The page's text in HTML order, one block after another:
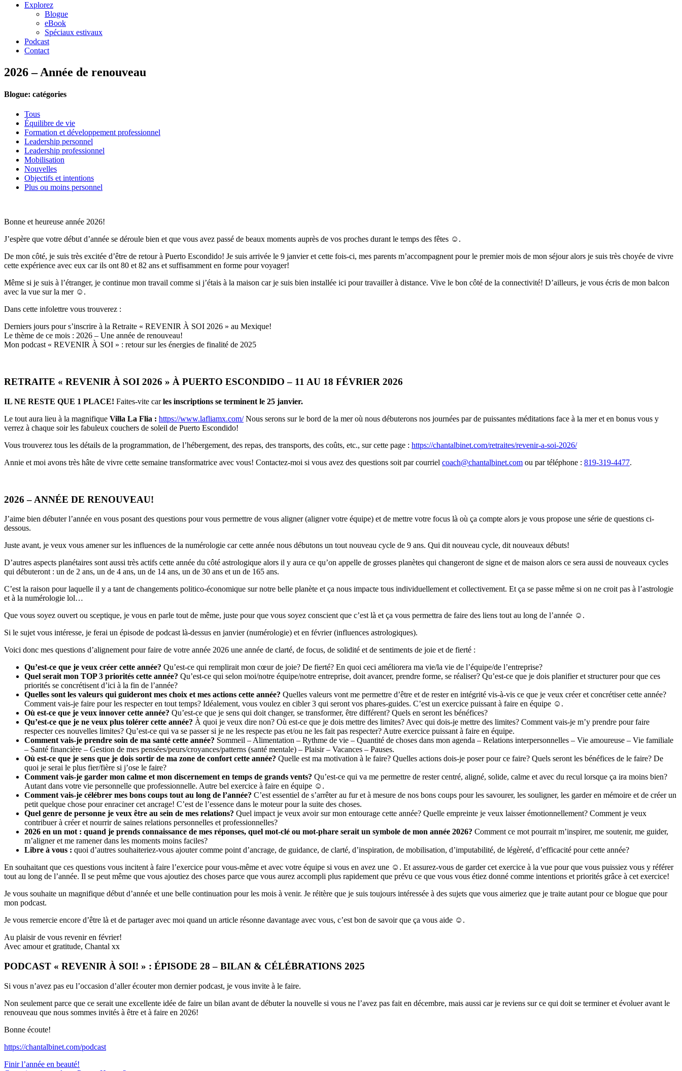
Explorez
Blogue
eBook
Spéciaux estivaux
Podcast
Contact
2026 – Année de renouveau
Blogue: catégories
Tous
Équilibre de vie
Formation et développement professionnel
Leadership personnel
Leadership professionnel
Mobilisation
Nouvelles
Objectifs et intentions
Plus ou moins personnel
Bonne et heureuse année 2026!
J’espère que votre début d’année se déroule bien et que vous avez passé de beaux moments auprès de vos proches durant le temps des fêtes ☺.
De mon côté, je suis très excitée d’être de retour à Puerto Escondido! Je suis arrivée le 9 janvier et cette fois-ci, mes parents m’accompagnent pour le premier mois de mon séjour alors je suis très choyée de vivre
cette expérience avec eux car ils ont 80 et 82 ans et suffisamment en forme pour voyager!
Même si je suis à l’étranger, je continue mon travail comme si j’étais à la maison car je suis bien installée ici pour travailler à distance. Vive le bon côté de la connectivité! D’ailleurs, je vous écris de mon balcon
avec la vue sur la mer ☺.
Dans cette infolettre vous trouverez :
Derniers jours pour s’inscrire à la Retraite « REVENIR À SOI 2026 » au Mexique!
Le thème de ce mois : 2026 – Une année de renouveau!
Mon podcast « REVENIR À SOI » : retour sur les énergies de finalité de 2025
RETRAITE « REVENIR À SOI 2026 » À PUERTO ESCONDIDO – 11 AU 18 FÉVRIER 2026
IL NE RESTE QUE 1 PLACE! Faites-vite carles inscriptions se terminent le 25 janvier.
Le tout aura lieu à la magnifique Villa La Flia : https://www.lafliamx.com/Nous serons sur le bord de la mer où nous débuterons nos journées par de puissantes méditations face à la mer et en bonus vous y
verrez à chaque soir les fabuleux couchers de soleil de Puerto Escondido!
Vous trouverez tous les détails de la programmation, de l’hébergement, des repas, des transports, des coûts, etc., sur cette page : https://chantalbinet.com/retraites/revenir-a-soi-2026/
Annie et moi avons très hâte de vivre cette semaine transformatrice avec vous! Contactez-moi si vous avez des questions soit par courriel coach@chantalbinet.com ou par téléphone : 819-319-4477.
2026 – ANNÉE DE RENOUVEAU!
J’aime bien débuter l’année en vous posant des questions pour vous permettre de vous aligner (aligner votre équipe) et de mettre votre focus là où ça compte alors je vous propose une série de questions ci-
dessous.
Juste avant, je veux vous amener sur les influences de la numérologie car cette année nous débutons un tout nouveau cycle de 9 ans. Qui dit nouveau cycle, dit nouveaux débuts!
D’autres aspects planétaires sont aussi très actifs cette année du côté astrologique alors il y aura ce qu’on appelle de grosses planètes qui changeront de signe et de maison alors ce sera aussi de nouveaux cycles
qui débuteront : un de 2 ans, un de 4 ans, un de 14 ans, un de 30 ans et un de 165 ans.
C’est la raison pour laquelle il y a tant de changements politico-économique sur notre belle planète et ça nous impacte tous individuellement et collectivement. Et ça se passe même si on ne croit pas à l’astrologie
et à la numérologie lol…
Que vous soyez ouvert ou sceptique, je vous en parle tout de même, juste pour que vous soyez conscient que c’est là et ça vous permettra de faire des liens tout au long de l’année ☺.
Si le sujet vous intéresse, je ferai un épisode de podcast là-dessus en janvier (numérologie) et en février (influences astrologiques).
Voici donc mes questions d’alignement pour faire de votre année 2026 une année de clarté, de focus, de solidité et de sentiments de joie et de fierté :
Qu’est-ce que je veux créer cette année? Qu’est-ce qui remplirait mon cœur de joie? De fierté? En quoi ceci améliorera ma vie/la vie de l’équipe/de l’entreprise?
Quel serait mon TOP 3 priorités cette année? Qu’est-ce qui selon moi/notre équipe/notre entreprise, doit avancer, prendre forme, se réaliser? Qu’est-ce que je dois planifier et structurer pour que ces
priorités se concrétisent d’ici à la fin de l’année?
Quelles sont les valeurs qui guideront mes choix et mes actions cette année? Quelles valeurs vont me permettre d’être et de rester en intégrité vis-à-vis ce que je veux créer et concrétiser cette année?
Comment vais-je faire pour les respecter en tout temps? Idéalement, vous voulez en cibler 3 qui seront vos phares-guides. C’est un exercice puissant à faire en équipe ☺.
Où est-ce que je veux innover cette année? Qu’est-ce que je sens qui doit changer, se transformer, être différent? Quels en seront les bénéfices?
Qu’est-ce que je ne veux plus tolérer cette année? À quoi je veux dire non? Où est-ce que je dois mettre des limites? Avec qui dois-je mettre des limites? Comment vais-je m’y prendre pour faire
respecter ces nouvelles limites? Qu’est-ce qui va se passer si je ne les respecte pas et/ou ne les fait pas respecter? Autre exercice puissant à faire en équipe.
Comment vais-je prendre soin de ma santé cette année? Sommeil – Alimentation – Rythme de vie – Quantité de choses dans mon agenda – Relations interpersonnelles – Vie amoureuse – Vie familiale
– Santé financière – Gestion de mes pensées/peurs/croyances/patterns (santé mentale) – Plaisir – Vacances – Pauses.
Où est-ce que je sens que je dois sortir de ma zone de confort cette année? Quelle est ma motivation à le faire? Quelles actions dois-je poser pour ce faire? Quels seront les bénéfices de le faire? De
quoi je serai le plus fier/fière si j’ose le faire?
Comment vais-je garder mon calme et mon discernement en temps de grands vents? Qu’est-ce qui va me permettre de rester centré, aligné, solide, calme et avec du recul lorsque ça ira moins bien?
Autant dans votre vie personnelle que professionnelle. Autre bel exercice à faire en équipe ☺.
Comment vais-je célébrer mes bons coups tout au long de l’année? C’est essentiel de s’arrêter au fur et à mesure de nos bons coups pour les savourer, les souligner, les garder en mémoire et de créer un
petit quelque chose pour enraciner cet ancrage! C’est de l’essence dans le moteur pour la suite des choses.
Quel genre de personne je veux être au sein de mes relations? Quel impact je veux avoir sur mon entourage cette année? Quelle empreinte je veux laisser émotionnellement? Comment je veux
contribuer à créer et nourrir de saines relations personnelles et professionnelles?
2026 en un mot : quand je prends connaissance de mes réponses, quel mot-clé ou mot-phare serait un symbole de mon année 2026? Comment ce mot pourrait m’inspirer, me soutenir, me guider,
m’aligner et me ramener dans les moments moins faciles?
Libre à vous : quoi d’autres souhaiteriez-vous ajouter comme point d’ancrage, de guidance, de clarté, d’inspiration, de mobilisation, d’imputabilité, de légèreté, d’efficacité pour cette année?
En souhaitant que ces questions vous incitent à faire l’exercice pour vous-même et avec votre équipe si vous en avez une ☺. Et assurez-vous de garder cet exercice à la vue pour que vous puissiez vous y référer
tout au long de l’année. Il se peut même que vous ajoutiez des choses parce que vous aurez accompli plus rapidement que prévu ce que vous vous étiez donné comme intentions et priorités grâce à cet exercice!
Je vous souhaite un magnifique début d’année et une belle continuation pour les mois à venir. Je réitère que je suis toujours intéressée à des sujets que vous aimeriez que je traite autant pour ce blogue que pour
mon podcast.
Je vous remercie encore d’être là et de partager avec moi quand un article résonne davantage avec vous, c’est bon de savoir que ça vous aide ☺.
Au plaisir de vous revenir en février!
Avec amour et gratitude, Chantal xx
PODCAST « REVENIR À SOI! » : ÉPISODE 28 – BILAN & CÉLÉBRATIONS 2025
Si vous n’avez pas eu l’occasion d’aller écouter mon dernier podcast, je vous invite à le faire.
Non seulement parce que ce serait une excellente idée de faire un bilan avant de débuter la nouvelle si vous ne l’avez pas fait en décembre, mais aussi car je reviens sur ce qui doit se terminer et évoluer avant le
renouveau que nous sommes invités à être et à faire en 2026!
Bonne écoute!
https://chantalbinet.com/podcast
Navigation
Finir l’année en beauté!